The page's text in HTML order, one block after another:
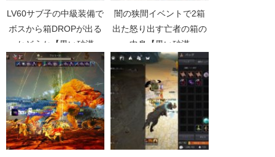
LV60サブ子の中級装備で
ボスから箱DROPが出る
かどうか【黒い砂漠
Part1934】
闇の狭間イベントで2箱
出た怒り出す亡者の箱の
中身【黒い砂漠
Part3820】